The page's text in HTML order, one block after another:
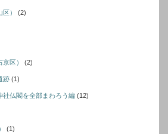
） (2)
区） (2)
跡 (1)
社仏閣を全部まわろう編 (12)
(1)